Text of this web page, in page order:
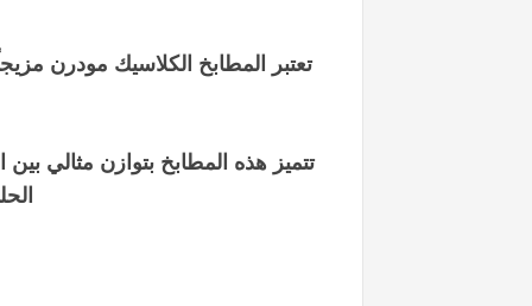
تعتبر المطابخ الكلاسيك مودرن
تتميز هذه المطابخ بتوازن مثالي